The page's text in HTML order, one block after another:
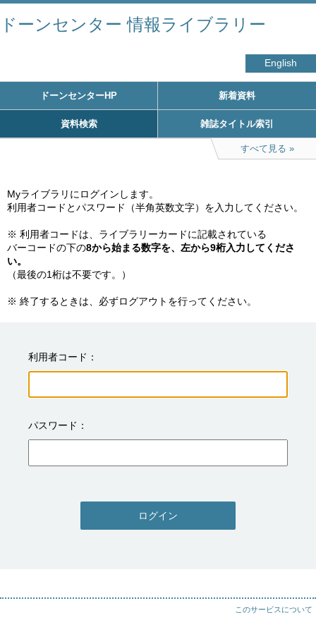
ドーンセンター 情報ライブラリー
English
ドーンセンターHP 新着資料
資料検索 雑誌タイトル索引
すべて見る
Myライブラリにログインします。
利用者コードとパスワード（半角英数文字）を入力してください。
※ 利用者コードは、ライブラリーカードに記載されている
バーコードの下の8から始まる数字を、左から9桁入力してくださ
い。
（最後の1桁は不要です。）
※ 終了するときは、必ずログアウトを行ってください。
利用者コード
パスワード
ログイン
このサービスについて